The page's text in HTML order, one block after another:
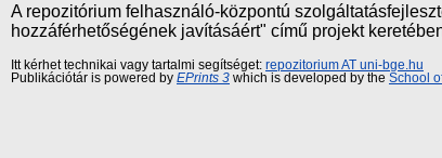
A repozitórium felhasználó-központú
hozzáférhetőségének javításáért" című projekt
Itt kérhet technikai vagy tartalmi segítséget: repozitorium AT uni-bge.hu
Publikációtár is powered by EPrints 3 which is developed by the School